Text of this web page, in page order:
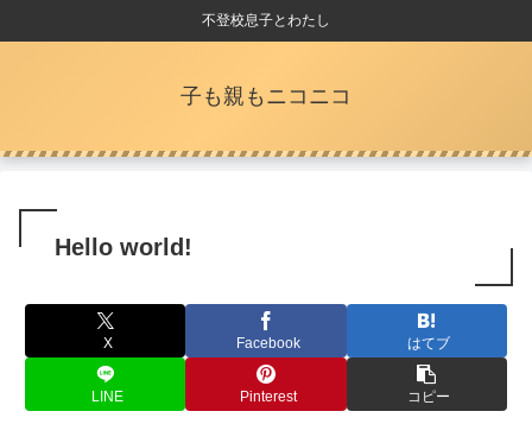
不登校息子とわたし
子も親もニコニコ
Hello world!
X Facebook はてブ
LINE Pinterest コピー